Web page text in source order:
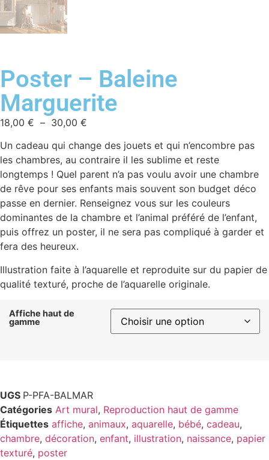
Poster – Baleine
Marguerite
18,00 € – 30,00 €
Un cadeau qui change des jouets et qui n’encombre pas
les chambres, au contraire il les sublime et reste
longtemps ! Quel parent n’a pas voulu avoir une chambre
de rêve pour ses enfants mais souvent son budget déco
passe en dernier. Renseignez vous sur les couleurs
dominantes de la chambre et l’animal préféré de l’enfant,
puis offrez un poster, il ne sera pas compliqué à garder et
fera des heureux.
Illustration faite à l’aquarelle et reproduite sur du papier de
qualité texturé, proche de l’aquarelle originale.
Affiche haut de
gamme
UGS P-PFA-BALMAR
Catégories Art mural, Reproduction haut de gamme
Étiquettes affiche, animaux, aquarelle, bébé, cadeau,
chambre, décoration, enfant, illustration, naissance, papier
texturé, poster